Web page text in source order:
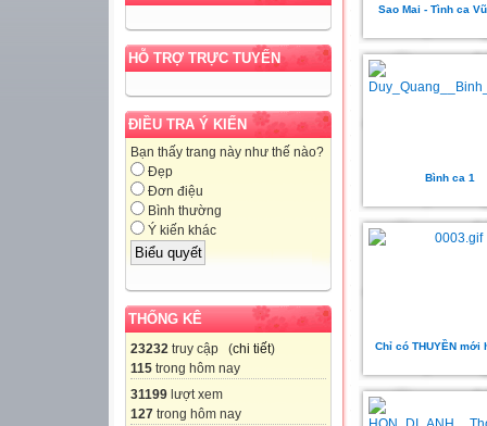
HỖ TRỢ TRỰC TUYẾN
ĐIỀU TRA Ý KIẾN
Bạn thấy trang này như thế nào?
Đẹp
Đơn điệu
Bình thường
Ý kiến khác
THỐNG KÊ
23232 truy cập (chi tiết)
115 trong hôm nay
31199 lượt xem
127 trong hôm nay
Sao Mai - Tình ca
Bình ca 1
Chỉ có THUYỀN mới